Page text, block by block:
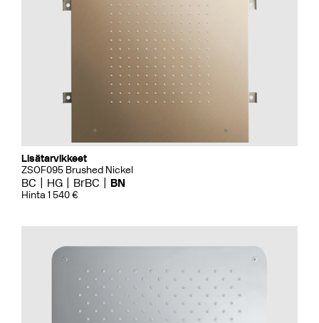
Lisätarvikkeet
ZSOF095 Brushed Nickel
BC HG BrBC BN
Hinta 1 540 €